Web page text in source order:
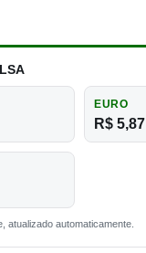
EURO
R$ 5,87
atualizado automaticamente.